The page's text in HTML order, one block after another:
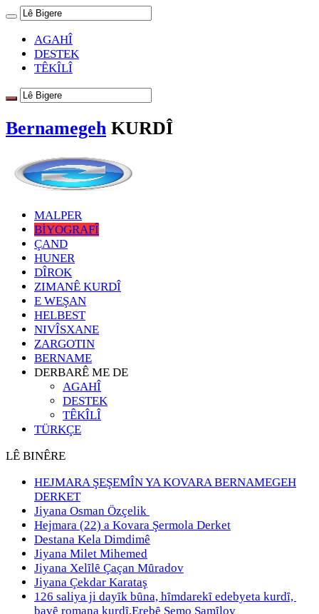
AGAHÎ
DESTEK
TÊKÎLÎ
Bernamegeh KURDÎ
MALPER
BİYOGRAFÎ
ÇAND
HUNER
DÎROK
ZIMANÊ KURDÎ
E WEŞAN
HELBEST
NIVÎSXANE
ZARGOTIN
BERNAME
DERBARÊ ME DE
AGAHÎ
DESTEK
TÊKÎLÎ
TÜRKÇE
LÊ BINÊRE
HEJMARA ŞEŞEMÎN YA KOVARA BERNAMEGEH
DERKET
Jiyana Osman Özçelik
Hejmara (22) a Kovara Şermola Derket
Destana Kela Dimdimê
Jiyana Milet Mihemed
Jiyana Xelȋlȇ Çaçan Mȗradov
Jiyana Çekdar Karataş
126 saliya ji dayȋk bȗna, hȋmdarekȋ edebyeta kurdȋ,
bavȇ romana kurdȋ,Erebȇ Şemo Şamȋlov